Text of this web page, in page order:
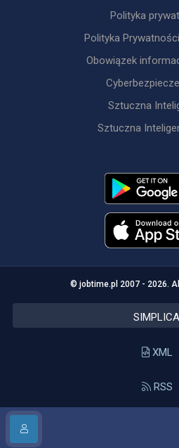
Polityka
Polityka
Obowiązek
Sztuczna
Sztuczna
© jobtime.pl 2007 - 2026.
SIMPLICA
XML
RSS